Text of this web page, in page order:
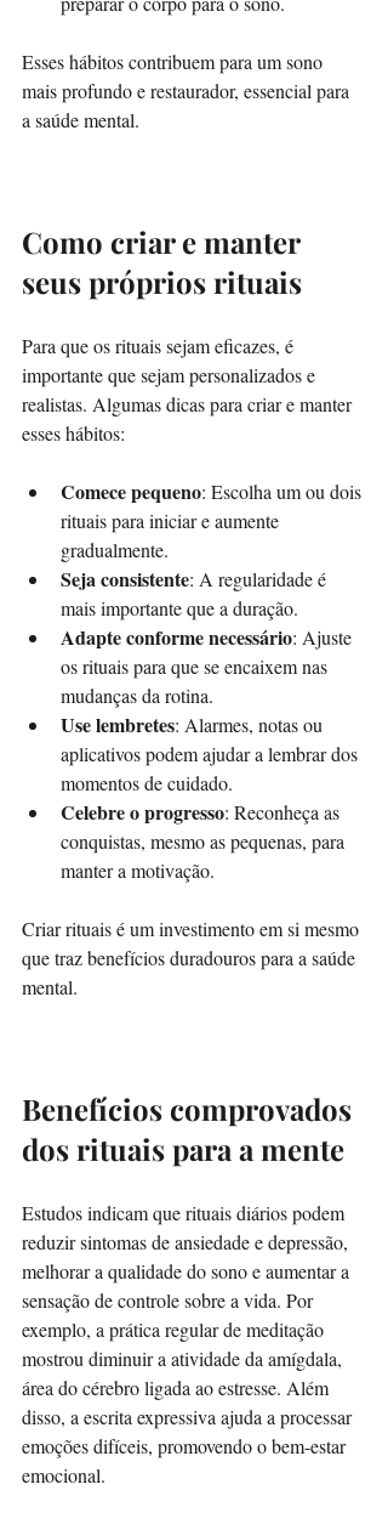
Esses hábitos contribuem para um sono
mais profundo e restaurador, essencial para
a saúde mental.
Como criar e manter
seus próprios rituais
Para que os rituais sejam eficazes, é
importante que sejam personalizados e
realistas. Algumas dicas para criar e manter
esses hábitos:
Comece pequeno: Escolha um ou dois
rituais para iniciar e aumente
gradualmente.
Seja consistente: A regularidade é
mais importante que a duração.
Adapte conforme necessário: Ajuste
os rituais para que se encaixem nas
mudanças da rotina.
Use lembretes: Alarmes, notas ou
aplicativos podem ajudar a lembrar dos
momentos de cuidado.
Celebre o progresso: Reconheça as
conquistas, mesmo as pequenas, para
manter a motivação.
Criar rituais é um investimento em si mesmo
que traz benefícios duradouros para a saúde
mental.
Benefícios comprovados
dos rituais para a mente
Estudos indicam que rituais diários podem
reduzir sintomas de ansiedade e depressão,
melhorar a qualidade do sono e aumentar a
sensação de controle sobre a vida. Por
exemplo, a prática regular de meditação
mostrou diminuir a atividade da amígdala,
área do cérebro ligada ao estresse. Além
disso, a escrita expressiva ajuda a processar
emoções difíceis, promovendo o bem-estar
emocional.